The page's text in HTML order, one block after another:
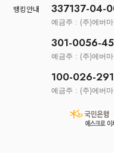
뱅킹안내 337137-04-
예금주 : (주)에버
301-0056-
예금주 : (주)에버
100-026-
예금주 : (주)에버